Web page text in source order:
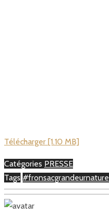
Télécharger [1.10 MB]
Catégories PRESSE
Tags #fronsacgrandeurnature